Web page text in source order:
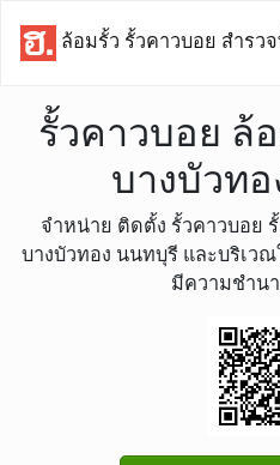
ล้อมรั้ว รั้วคาวบอย สำรว
รั้วคาวบอย ล้
บางบัวท
จำหน่าย ติดตั้ง รั้วคาวบอย
บางบัวทอง นนทบุรี และบริเว
มีความชำน